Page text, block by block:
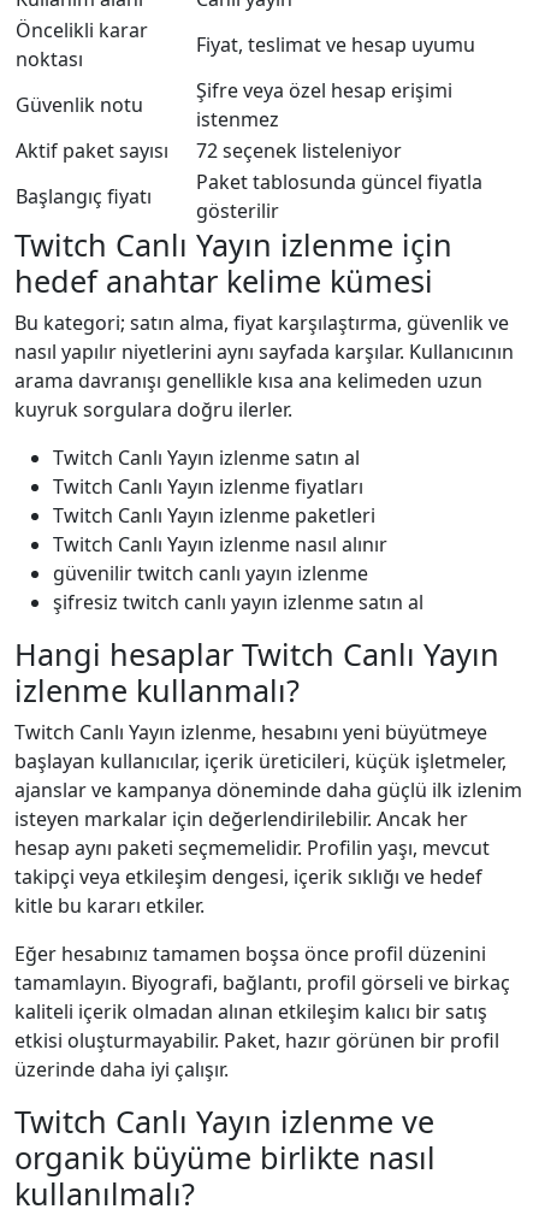
Öncelikli karar
noktası
Fiyat, teslimat ve hesap uyumu
Güvenlik notu
Şifre veya özel hesap erişimi
istenmez
Aktif paket sayısı
72 seçenek listeleniyor
Başlangıç fiyatı
Paket tablosunda güncel fiyatla
gösterilir
Twitch Canlı Yayın izlenme için
hedef anahtar kelime kümesi
Bu kategori; satın alma, fiyat karşılaştırma, güvenlik ve
nasıl yapılır niyetlerini aynı sayfada karşılar. Kullanıcının
arama davranışı genellikle kısa ana kelimeden uzun
kuyruk sorgulara doğru ilerler.
Twitch Canlı Yayın izlenme satın al
Twitch Canlı Yayın izlenme fiyatları
Twitch Canlı Yayın izlenme paketleri
Twitch Canlı Yayın izlenme nasıl alınır
güvenilir twitch canlı yayın izlenme
şifresiz twitch canlı yayın izlenme satın al
Hangi hesaplar Twitch Canlı Yayın
izlenme kullanmalı?
Twitch Canlı Yayın izlenme, hesabını yeni büyütmeye
başlayan kullanıcılar, içerik üreticileri, küçük işletmeler,
ajanslar ve kampanya döneminde daha güçlü ilk izlenim
isteyen markalar için değerlendirilebilir. Ancak her
hesap aynı paketi seçmemelidir. Profilin yaşı, mevcut
takipçi veya etkileşim dengesi, içerik sıklığı ve hedef
kitle bu kararı etkiler.
Eğer hesabınız tamamen boşsa önce profil düzenini
tamamlayın. Biyografi, bağlantı, profil görseli ve birkaç
kaliteli içerik olmadan alınan etkileşim kalıcı bir satış
etkisi oluşturmayabilir. Paket, hazır görünen bir profil
üzerinde daha iyi çalışır.
Twitch Canlı Yayın izlenme ve
organik büyüme birlikte nasıl
kullanılmalı?